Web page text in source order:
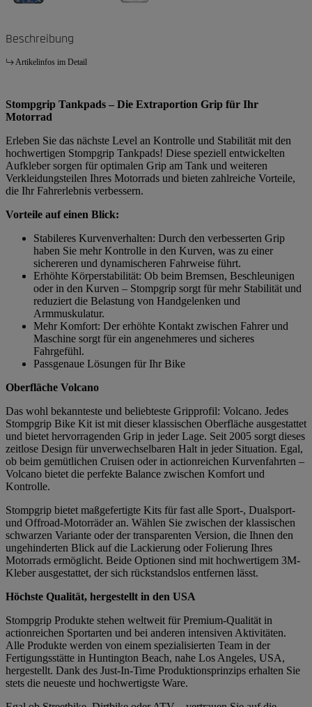
Beschreibung
Artikelinfos im Detail
Stompgrip Tankpads – Die Extraportion Grip für Ihr
Motorrad
Erleben Sie das nächste Level an Kontrolle und Stabilität mit den
hochwertigen Stompgrip Tankpads! Diese speziell entwickelten
Aufkleber sorgen für optimalen Grip am Tank und weiteren
Verkleidungsteilen Ihres Motorrads und bieten zahlreiche Vorteile,
die Ihr Fahrerlebnis verbessern.
Vorteile auf einen Blick:
Stabileres Kurvenverhalten: Durch den verbesserten Grip
haben Sie mehr Kontrolle in den Kurven, was zu einer
sichereren und dynamischeren Fahrweise führt.
Erhöhte Körperstabilität: Ob beim Bremsen, Beschleunigen
oder in den Kurven – Stompgrip sorgt für mehr Stabilität und
reduziert die Belastung von Handgelenken und
Armmuskulatur.
Mehr Komfort: Der erhöhte Kontakt zwischen Fahrer und
Maschine sorgt für ein angenehmeres und sicheres
Fahrgefühl.
Passgenaue Lösungen für Ihr Bike
Oberfläche Volcano
Das wohl bekannteste und beliebteste Gripprofil: Volcano. Jedes
Stompgrip Bike Kit ist mit dieser klassischen Oberfläche ausgestattet
und bietet hervorragenden Grip in jeder Lage. Seit 2005 sorgt dieses
zeitlose Design für unverwechselbaren Halt in jeder Situation. Egal,
ob beim gemütlichen Cruisen oder in actionreichen Kurvenfahrten –
Volcano bietet die perfekte Balance zwischen Komfort und
Kontrolle.
Stompgrip bietet maßgefertigte Kits für fast alle Sport-, Dualsport-
und Offroad-Motorräder an. Wählen Sie zwischen der klassischen
schwarzen Variante oder der transparenten Version, die Ihnen den
ungehinderten Blick auf die Lackierung oder Folierung Ihres
Motorrads ermöglicht. Beide Optionen sind mit hochwertigem 3M-
Kleber ausgestattet, der sich rückstandslos entfernen lässt.
Höchste Qualität, hergestellt in den USA
Stompgrip Produkte stehen weltweit für Premium-Qualität in
actionreichen Sportarten und bei anderen intensiven Aktivitäten.
Alle Produkte werden von einem spezialisierten Team in der
Fertigungsstätte in Huntington Beach, nahe Los Angeles, USA,
hergestellt. Dank des Just-In-Time Produktionsprinzips erhalten Sie
stets die neueste und hochwertigste Ware.